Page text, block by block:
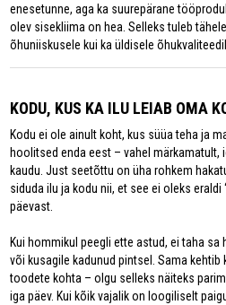
enesetunne, aga ka suurepärane
olev sisekliima on hea. Selleks tuleb
õhuniiskusele kui ka üldisele
KODU, KUS KA ILU LEIAB OMA
Kodu ei ole ainult koht, kus süüa teha ja
hoolitsed enda eest – vahel
kaudu. Just seetõttu on üha rohkem
siduda ilu ja kodu nii, et see ei oleks
päevast.
Kui hommikul peegli ette astud, ei taha
või kusagile kadunud pintsel. Sama
toodete kohta – olgu selleks näiteks
iga päev. Kui kõik vajalik on loogiliselt